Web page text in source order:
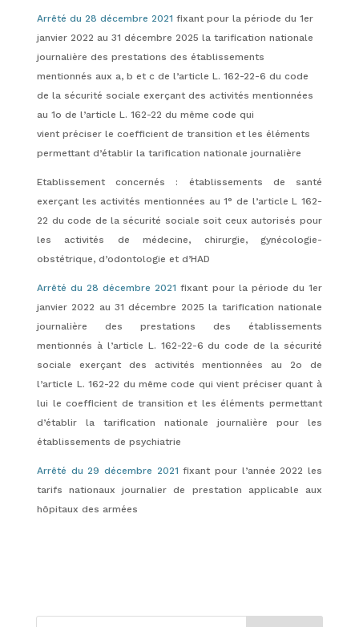
Arrêté du 28 décembre 2021 fixant pour la période du 1er
janvier 2022 au 31 décembre 2025 la tarification nationale
journalière des prestations des établissements
mentionnés aux a, b et c de l’article L. 162-22-6 du code
de la sécurité sociale exerçant des activités mentionnées
au 1o de l’article L. 162-22 du même code qui
vientpréciser le coefficient de transition et les éléments
permettant d’établir la tarification nationale journalière
Etablissement concernés : établissements de santé
exerçant les activités mentionnées au 1° de l’article L 162-
22 du code de la sécurité sociale soit ceux autorisés pour
les activités de médecine, chirurgie, gynécologie-
obstétrique, d’odontologie et d’HAD
Arrêté du 28 décembre 2021 fixant pour la période du 1er
janvier 2022 au 31 décembre 2025 la tarification nationale
journalière des prestations des établissements
mentionnés à l’article L. 162-22-6 du code de la sécurité
sociale exerçant des activités mentionnées au 2o de
l’article L. 162-22 du même code qui vient préciser quant à
lui le coefficient de transition et les éléments permettant
d’établir la tarification nationale journalière pour les
établissements de psychiatrie
Arrêté du 29 décembre 2021 fixant pour l’année 2022 les
tarifs nationaux journalier de prestation applicable aux
hôpitaux des armées